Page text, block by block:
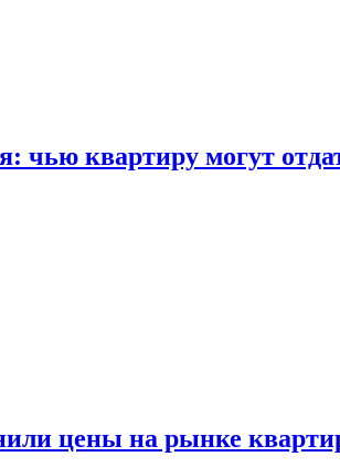
чью квартиру могут
цены на рынке